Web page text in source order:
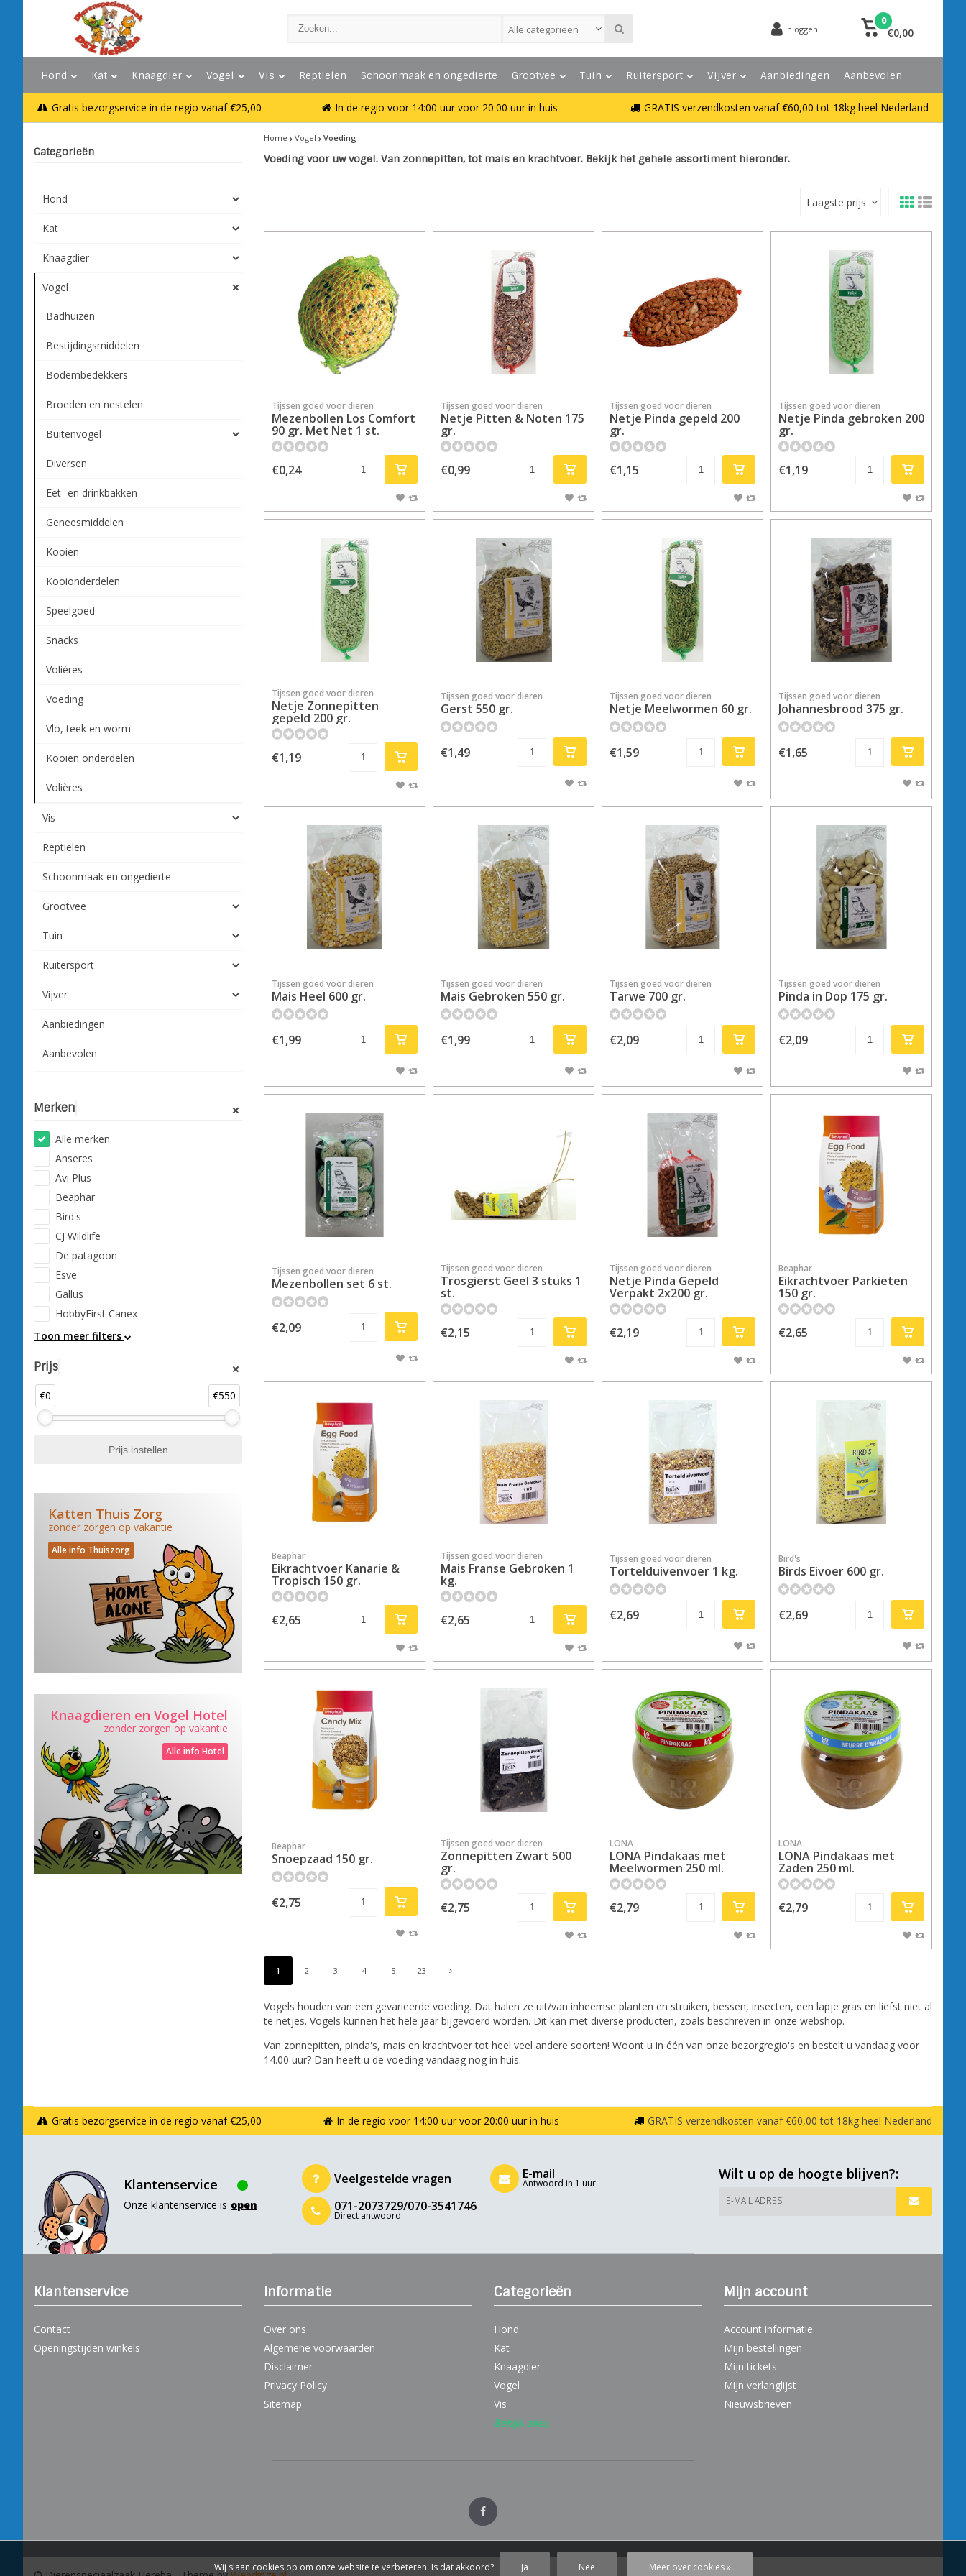
Alle categorieën Inloggen
0
€0,00
Hond Kat Knaagdier Vogel Vis Reptielen Schoonmaak en ongedierte Grootvee Tuin Ruitersport Vijver Aanbiedingen Aanbevolen
Gratis bezorgservice in de regio vanaf €25,00 In de regio voor 14:00 uur voor 20:00 uur in huis GRATIS verzendkosten vanaf €60,00 tot 18kg heel Nederland
Categorieën
Hond
Kat
Knaagdier
Vogel
Badhuizen
Bestijdingsmiddelen
Bodembedekkers
Broeden en nestelen
Buitenvogel
Diversen
Eet- en drinkbakken
Geneesmiddelen
Kooien
Kooionderdelen
Speelgoed
Snacks
Volières
Voeding
Vlo, teek en worm
Kooien onderdelen
Volières
Vis
Reptielen
Schoonmaak en ongedierte
Grootvee
Tuin
Ruitersport
Vijver
Aanbiedingen
Aanbevolen
Merken
Alle merken
Anseres
Avi Plus
Beaphar
Bird's
CJ Wildlife
De patagoon
Esve
Gallus
HobbyFirst Canex
Toon meer filters
Prijs
€0 €550
Katten Thuis Zorg
zonder zorgen op vakantie
Alle info Thuiszorg
Knaagdieren en Vogel Hotel
zonder zorgen op vakantie
Alle info Hotel
Home Vogel Voeding
Voeding voor uw vogel. Van zonnepitten, tot mais en krachtvoer. Bekijk het gehele assortiment hieronder.
Laagste prijs
Tijssen goed voor dieren
Mezenbollen Los Comfort
90 gr. Met Net 1 st.
€0,24
Tijssen goed voor dieren
Netje Pitten & Noten 175
gr.
€0,99
Tijssen goed voor dieren
Netje Pinda gepeld 200
gr.
€1,15
Tijssen goed voor dieren
Netje Pinda gebroken 200
gr.
€1,19
Tijssen goed voor dieren
Netje Zonnepitten
gepeld 200 gr.
€1,19
Tijssen goed voor dieren
Gerst 550 gr.
€1,49
Tijssen goed voor dieren
Netje Meelwormen 60 gr.
€1,59
Tijssen goed voor dieren
Johannesbrood 375 gr.
€1,65
Tijssen goed voor dieren
Mais Heel 600 gr.
€1,99
Tijssen goed voor dieren
Mais Gebroken 550 gr.
€1,99
Tijssen goed voor dieren
Tarwe 700 gr.
€2,09
Tijssen goed voor dieren
Pinda in Dop 175 gr.
€2,09
Tijssen goed voor dieren
Mezenbollen set 6 st.
€2,09
Tijssen goed voor dieren
Trosgierst Geel 3 stuks 1
st.
€2,15
Tijssen goed voor dieren
Netje Pinda Gepeld
Verpakt 2x200 gr.
€2,19
Beaphar
Eikrachtvoer Parkieten
150 gr.
€2,65
Beaphar
Eikrachtvoer Kanarie &
Tropisch 150 gr.
€2,65
Tijssen goed voor dieren
Mais Franse Gebroken 1
kg.
€2,65
Tijssen goed voor dieren
Tortelduivenvoer 1 kg.
€2,69
Bird's
Birds Eivoer 600 gr.
€2,69
Beaphar
Snoepzaad 150 gr.
€2,75
Tijssen goed voor dieren
Zonnepitten Zwart 500
gr.
€2,75
LONA
LONA Pindakaas met
Meelwormen 250 ml.
€2,79
LONA
LONA Pindakaas met
Zaden 250 ml.
€2,79
1 2 3 4 5 23
Vogels houden van een gevarieerde voeding. Dat halen ze uit/van inheemse planten en struiken, bessen, insecten, een lapje gras en liefst niet al
te netjes. Vogels kunnen het hele jaar bijgevoerd worden. Dit kan met diverse producten, zoals beschreven in onze webshop.
Van zonnepitten, pinda's, mais en krachtvoer tot heel veel andere soorten! Woont u in één van onze bezorgregio's en bestelt u vandaag voor
14.00 uur? Dan heeft u de voeding vandaag nog in huis.
Gratis bezorgservice in de regio vanaf €25,00 In de regio voor 14:00 uur voor 20:00 uur in huis GRATIS verzendkosten vanaf €60,00 tot 18kg heel Nederland
Klantenservice
Onze klantenservice is open
Veelgestelde vragen
071-2073729/070-3541746
Direct antwoord
E-mail
Antwoord in 1 uur
Wilt u op de hoogte blijven?:
E-MAIL ADRES
Klantenservice
Contact
Openingstijden winkels
Informatie
Over ons
Algemene voorwaarden
Disclaimer
Privacy Policy
Sitemap
Categorieën
Hond
Kat
Knaagdier
Vogel
Vis
Bekijk alles
Mijn account
Account informatie
Mijn bestellingen
Mijn tickets
Mijn verlanglijst
Nieuwsbrieven
Wij slaan cookies op om onze website te verbeteren. Is dat akkoord? Ja Nee Meer over cookies »